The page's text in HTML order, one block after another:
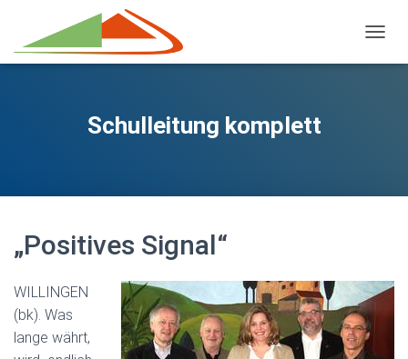
Schulleitung komplett
„Positives Signal“
WILLINGEN
(bk). Was
lange währt,